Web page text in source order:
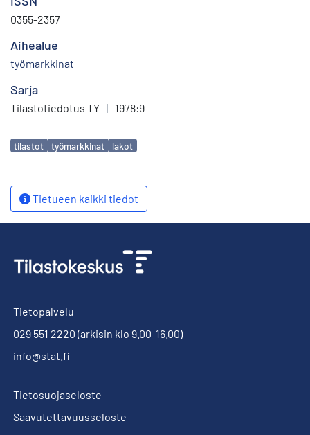
0355-2357
Aihealue
työmarkkinat
Sarja
Tilastotiedotus TY | 1978:9
Avainsanat
tilastot työmarkkinat lakot
Tietueen kaikki tiedot
Tietopalvelu
029 551 2220 (arkisin klo 9.00-16.00)
info@stat.fi
Tietosuojaseloste
Saavutettavuusseloste